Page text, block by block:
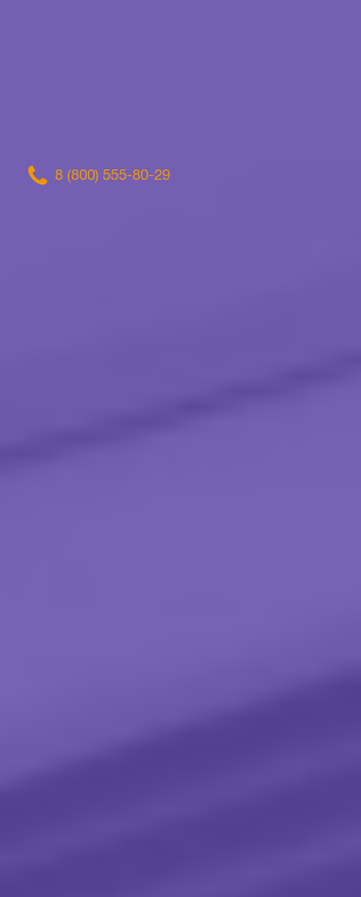
8 (800) 555-80-29